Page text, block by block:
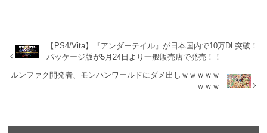
【PS4/Vita】『アンダーテイル』が日本国内で10万DL突破！
パッケージ版が5月24日より一般販売店で発売！！
ルンファク開発者、モンハンワールドにダメ出しｗｗｗｗｗ
ｗｗｗ